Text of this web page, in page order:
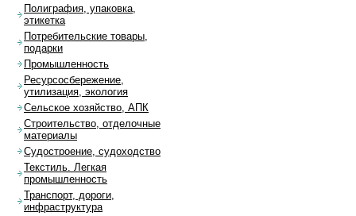
Полиграфия, упаковка,
этикетка
Потребительские товары,
подарки
Промышленность
Ресурсосбережение,
утилизация, экология
Сельское хозяйство, АПК
Строительство, отделочные
материалы
Судостроение, судоходство
Текстиль. Легкая
промышленность
Транспорт, дороги,
инфраструктура